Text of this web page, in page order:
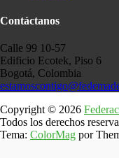
Contáctanos
Calle 99 10-57
Edificio Ecotek, Piso 6
Bogotá, Colombia
Copyright © 2026
Todos los derechos
Tema: ColorMag por